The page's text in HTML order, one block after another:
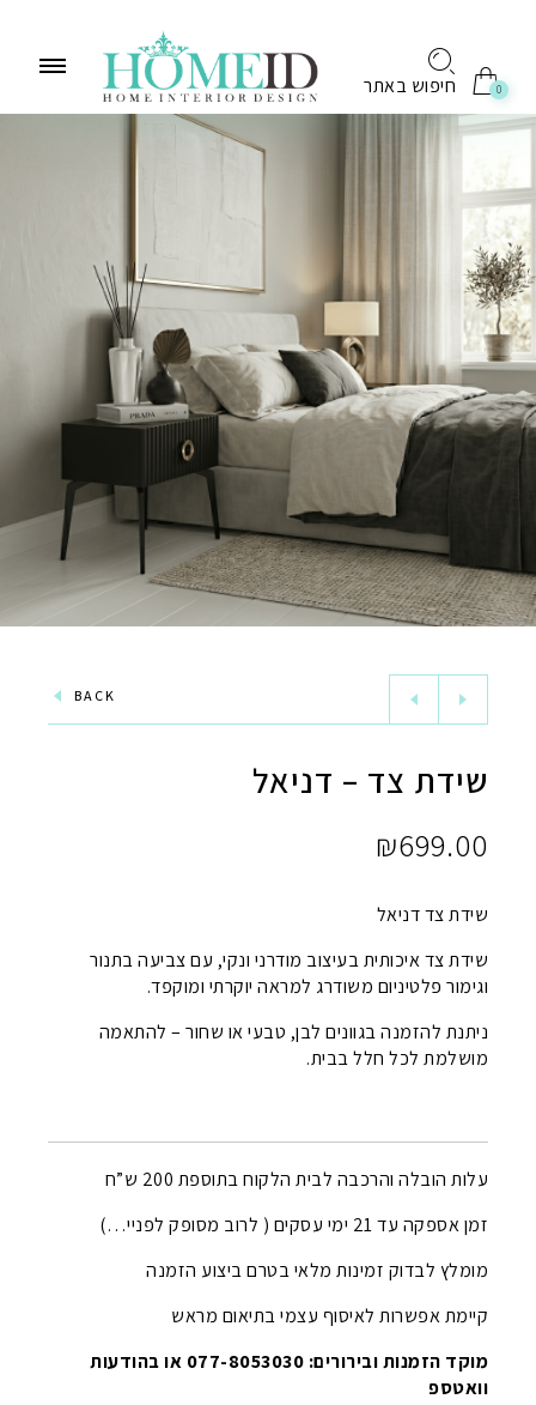
חיפוש באתר 0
BACK
שידת צד – דניאל
₪699.00
שידת צד דניאל
שידת צד איכותית בעיצוב מודרני ונקי, עם צביעה בתנור
וגימור פלטיניום משודרג למראה יוקרתי ומוקפד.
ניתנת להזמנה בגוונים לבן, טבעי או שחור – להתאמה
מושלמת לכל חלל בבית.
עלות הובלה והרכבה לבית הלקוח בתוספת 200 ש”ח
זמן אספקה עד 21 ימי עסקים ( לרוב מסופק לפניי…)
מומלץ לבדוק זמינות מלאי בטרם ביצוע הזמנה
קיימת אפשרות לאיסוף עצמי בתיאום מראש
מוקד הזמנות ובירורים: 077-8053030 או בהודעות
וואטספ